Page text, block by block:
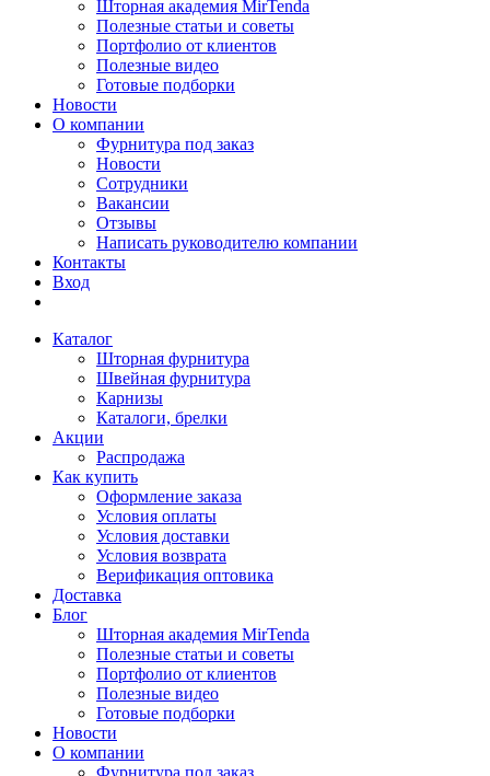
Шторная академия MirTenda
Полезные статьи и советы
Портфолио от клиентов
Полезные видео
Готовые подборки
Новости
О компании
Фурнитура под заказ
Новости
Сотрудники
Вакансии
Отзывы
Написать руководителю компании
Контакты
Вход
Каталог
Шторная фурнитура
Швейная фурнитура
Карнизы
Каталоги, брелки
Акции
Распродажа
Как купить
Оформление заказа
Условия оплаты
Условия доставки
Условия возврата
Верификация оптовика
Доставка
Блог
Шторная академия MirTenda
Полезные статьи и советы
Портфолио от клиентов
Полезные видео
Готовые подборки
Новости
О компании
Фурнитура под заказ